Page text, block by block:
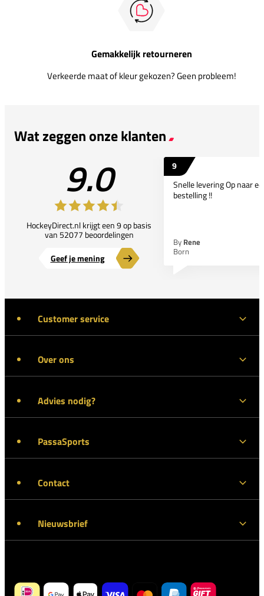
Gemakkelijk retourneren
Verkeerde maat of kleur gekozen? Geen probleem!
Wat zeggen onze klanten
9.0
HockeyDirect.nl krijgt een 9 op basis
van 52077 beoordelingen
Geef je mening
9
Snelle levering Op naar
bestelling !!
By Rene
Born
Customer service
Over ons
Advies nodig?
PassaSports
Contact
Nieuwsbrief